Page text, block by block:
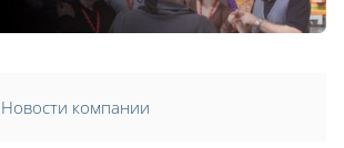
Новости компании